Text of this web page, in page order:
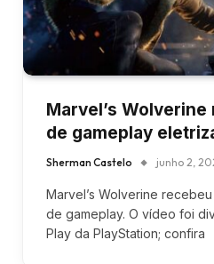
Marvel’s
de gameplay
Sherman Castelo junho 2,
Marvel’s Wolverine
de gameplay. O vídeo foi
Play da PlayStation; confira